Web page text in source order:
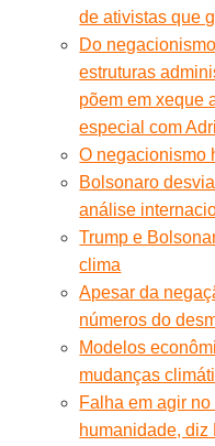
de ativistas que
Do
estruturas
põem em xeque
especial com
O negacionismo
Bolsonaro
análise
Trump e
clima
Apesar da
números do
Modelos
mudanças
Falha em agir
humanidade, diz